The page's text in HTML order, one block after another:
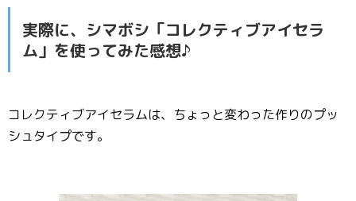
実際に、シマボシ「コレクティブアイセラ
ム」を使ってみた感想♪
コレクティブアイセラムは、ちょっと変わった作りのプッ
シュタイプです。